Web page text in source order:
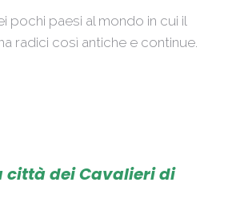
pochi paesi al mondo in cui il
radici così antiche e continue.
città dei Cavalieri di